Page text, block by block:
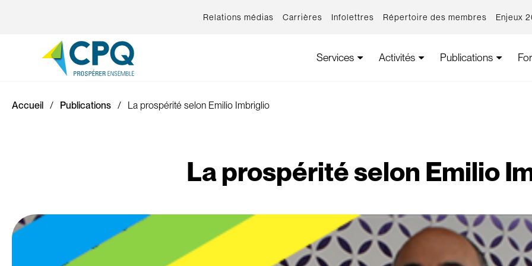
Relations médias Carrières Infolettres Répertoire des membres Enjeux
Services Activités Publications
Accueil Publications La prospérité selon Emilio Imbriglio
La prospérité selon Emilio